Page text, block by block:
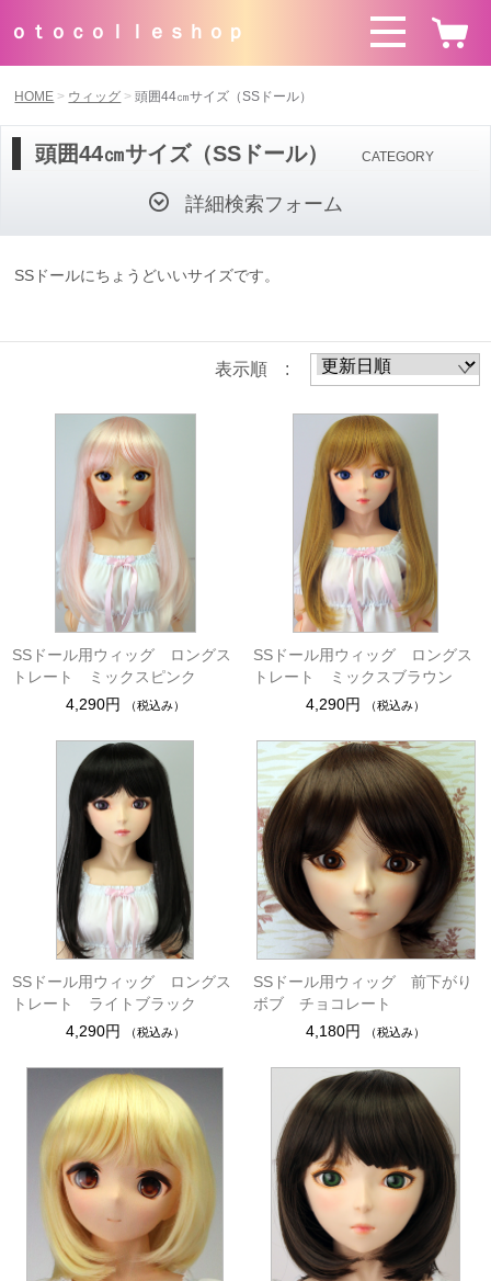
ｏｔｏｃｏｌｌｅｓｈｏｐ
HOME ウィッグ 頭囲44㎝サイズ（SSドール）
頭囲44㎝サイズ（SSドール） CATEGORY
詳細検索フォーム
SSドールにちょうどいいサイズです。
表示順 :
SSドール用ウィッグ ロングス
トレート ミックスピンク
4,290円
（税込み）
SSドール用ウィッグ ロングス
トレート ミックスブラウン
4,290円
（税込み）
SSドール用ウィッグ ロングス
トレート ライトブラック
4,290円
（税込み）
SSドール用ウィッグ 前下がり
ボブ チョコレート
4,180円
（税込み）